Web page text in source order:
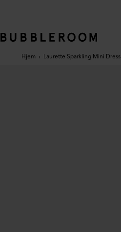
Hjem › Laurette Sparkling Mini Dress